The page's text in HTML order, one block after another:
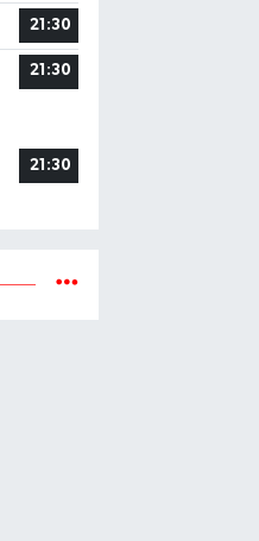
21:30
21:30
21:30